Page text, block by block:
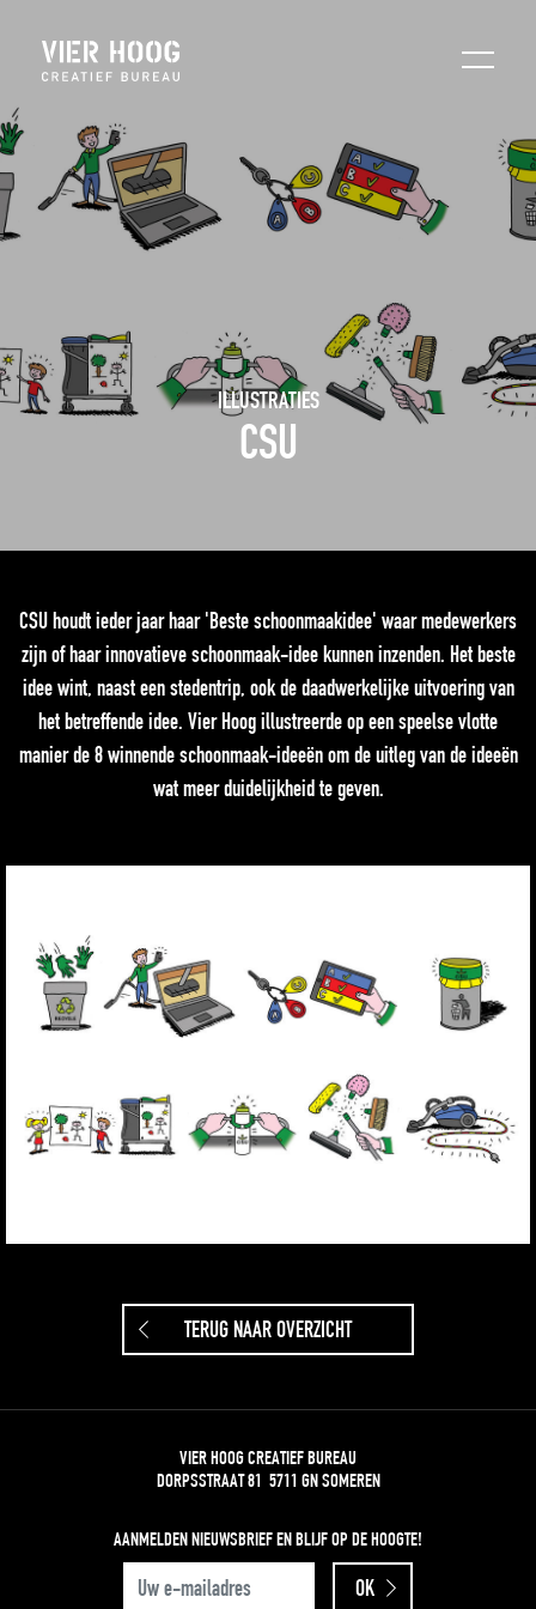
ILLUSTRATIES
CSU
CSU houdt ieder jaar haar 'Beste schoonmaakidee' waar medewerkers
zijn of haar innovatieve schoonmaak-idee kunnen inzenden. Het beste
idee wint, naast een stedentrip, ook de daadwerkelijke uitvoering van
het betreffende idee. Vier Hoog illustreerde op een speelse vlotte
manier de 8 winnende schoonmaak-ideeën om de uitleg van de ideeën
wat meer duidelijkheid te geven.
TERUG NAAR OVERZICHT
VIER HOOG CREATIEF BUREAU
DORPSSTRAAT 81 5711 GN SOMEREN
AANMELDEN NIEUWSBRIEFEN BLIJF OP DE HOOGTE!
OK